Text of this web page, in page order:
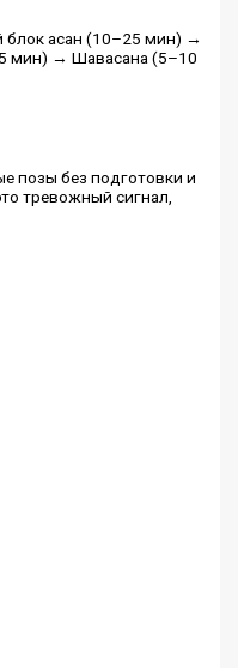
асан (10–25 мин) →
мин) → Шавасана (5–10
позы без подготовки и
тревожный сигнал,